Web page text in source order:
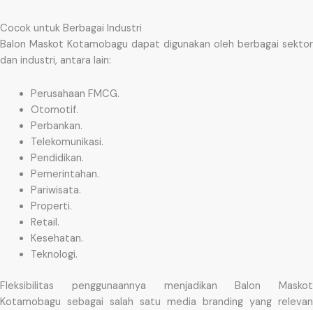
Cocok untuk Berbagai Industri
Balon Maskot Kotamobagu dapat digunakan oleh berbagai sektor
dan industri, antara lain:
Perusahaan FMCG.
Otomotif.
Perbankan.
Telekomunikasi.
Pendidikan.
Pemerintahan.
Pariwisata.
Properti.
Retail.
Kesehatan.
Teknologi.
Fleksibilitas penggunaannya menjadikan Balon Maskot
Kotamobagu sebagai salah satu media branding yang relevan